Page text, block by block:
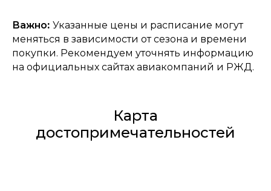
Важно: Указанные цены и расписание могут
меняться в зависимости от сезона и времени
покупки. Рекомендуем уточнять информацию
на официальных сайтах авиакомпаний и РЖД.
Карта
достопримечательностей